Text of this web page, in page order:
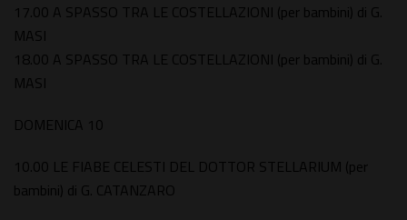
17.00 A SPASSO TRA LE COSTELLAZIONI (per bambini) di G.
MASI
18.00 A SPASSO TRA LE COSTELLAZIONI (per bambini) di G.
MASI
DOMENICA 10
10.00 LE FIABE CELESTI DEL DOTTOR STELLARIUM (per
bambini) di G. CATANZARO